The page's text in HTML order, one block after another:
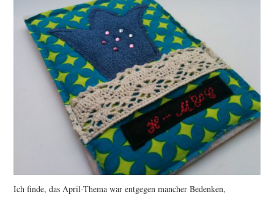
Ich finde, das April-Thema war entgegen mancher Bedenken,